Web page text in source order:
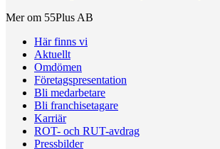
Mer om 55Plus AB
Här finns vi
Aktuellt
Omdömen
Företagspresentation
Bli medarbetare
Bli franchisetagare
Karriär
ROT- och RUT-avdrag
Pressbilder